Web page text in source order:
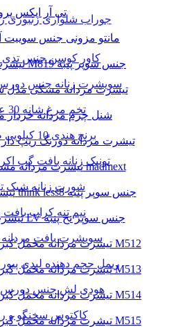
جوراب شلواری زنبوری
کاور کوسن جنس تدی
سویشرت زنانه جنس
تخم مرغ شانه 30 عددی
برنج هندی 10 کیلویی طبیعت
تونیک زنانه بافت گپ
شورت زنانه شیک
نیم تنه کراپ بافت
سویشرت بافت مردانه
ریمل حجم دهنده لیدی
هودی لش جنس دورس 3 نخ پنبه
کاکتوس سخنگو و
تی آر ایکس
مانتو مزونی جنس سوییت
تیشرت مردانه مدل M819 جنس سوپر پنبه
تیشرت مردانه مشکی مدل
شنل چرم مردانه خزدار
تیشرت مردانه دورنگ زیپ
تیشرت مردانه مشکی سفید برند madmext
تیشرت مردانه مدل think less8 جنس سوپر پنبه
تیشرت مردانه برند LV جنس سوپر نخ پنبه
تیشرت مردانه مخمل کبریتی سه رنگ مدل M512
تیشرت مردانه مخمل کبریتی سه رنگ مدل M513
تیشرت مردانه مخمل کبریتی سه رنگ مدل M514
تیشرت مردانه مخمل کبریتی سه رنگ مدل M515